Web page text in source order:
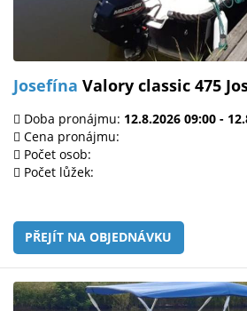
Josefína Valory classic 475
Doba pronájmu: 12.8.2026 09:00 -
Cena pronájmu:
Počet osob:
Počet lůžek:
PŘEJÍT NA OBJEDNÁVKU